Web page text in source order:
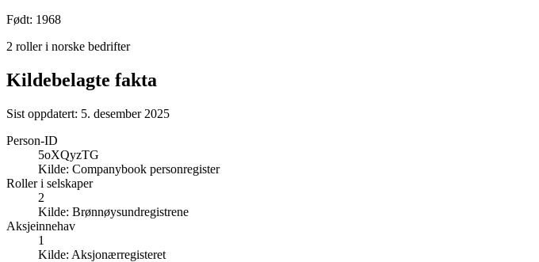
Født: 1968
2 roller i norske bedrifter
Kildebelagte fakta
Sist oppdatert: 5. desember 2025
Person-ID
5oXQyzTG
Kilde: Companybook personregister
Roller i selskaper
2
Kilde: Brønnøysundregistrene
Aksjeinnehav
1
Kilde: Aksjonærregisteret